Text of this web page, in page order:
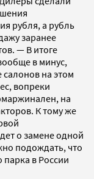
рубля, а рубль
заранее
— В итоге
в минус,
на этом
вопреки
на
К тому же
о замене одной
подождать, что
в России